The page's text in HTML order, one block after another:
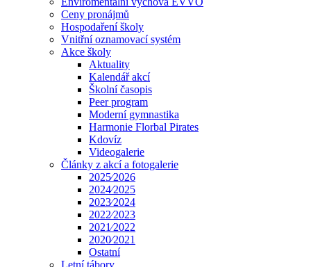
Ceny pronájmů
Hospodaření školy
Vnitřní oznamovací systém
Akce školy
Aktuality
Kalendář akcí
Školní časopis
Peer program
Moderní gymnastika
Harmonie Florbal Pirates
Kdovíz
Videogalerie
Články z akcí a fotogalerie
2025⁄2026
2024⁄2025
2023⁄2024
2022⁄2023
2021⁄2022
2020⁄2021
Ostatní
Letní tábory